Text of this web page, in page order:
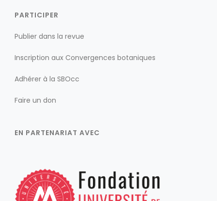
PARTICIPER
Publier dans la revue
Inscription aux Convergences botaniques
Adhérer à la SBOcc
Faire un don
EN PARTENARIAT AVEC